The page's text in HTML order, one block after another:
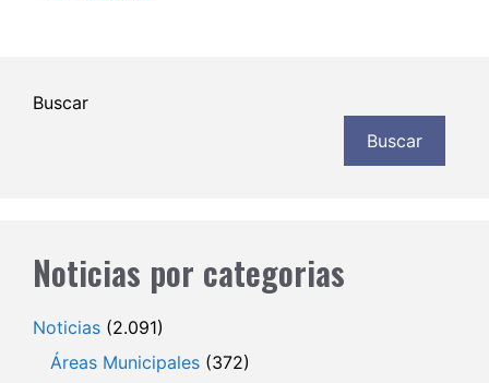
Buscar
Buscar
Noticias por categorias
Noticias (2.091)
Áreas Municipales (372)